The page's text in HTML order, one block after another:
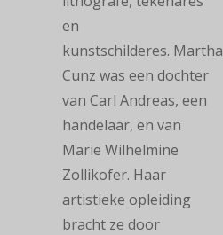
en
kunstschilderes. Martha
Cunz was een dochter
van Carl Andreas, een
handelaar, en van
Marie Wilhelmine
Zollikofer. Haar
artistieke opleiding
bracht ze door